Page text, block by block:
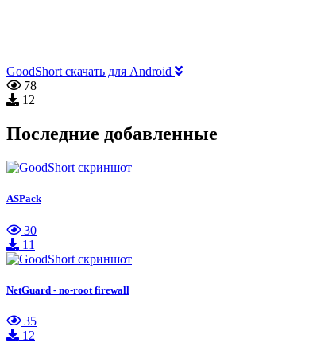
GoodShort скачать для Android
78
12
Последние добавленные
ASPack
30
11
NetGuard - no-root firewall
35
12